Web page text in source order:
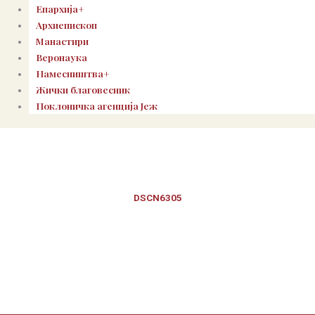
Епархија+
Архиепископ
Манастири
Веронаука
Намесништва+
Жички благовесник
Поклоничка агенција Јеж
DSCN6305